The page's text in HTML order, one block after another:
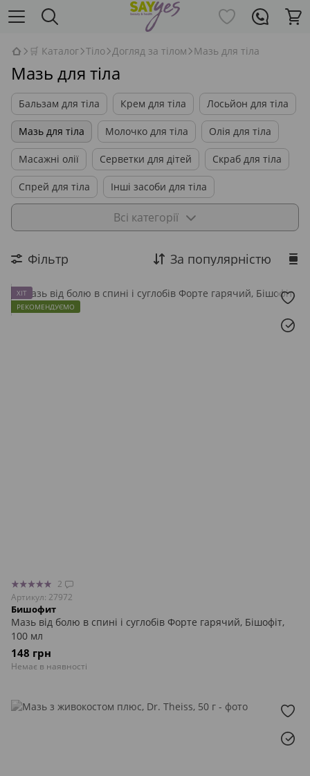
🛒 Каталог Тіло Догляд за тілом Мазь для тіла
Мазь для тіла
Бальзам для тіла Крем для тіла Лосьйон для тіла
Мазь для тіла Молочко для тіла Олія для тіла
Масажні олії Серветки для дітей Скраб для тіла
Спрей для тіла Інші засоби для тіла
Косметичні набори для тіла
Всі категорії
Фільтр За популярністю
ХІТ
РЕКОМЕНДУЄМО
2
Артикул: 27972
Бишофит
Мазь від болю в спині і суглобів Форте гарячий, Бішофіт,
100 мл
148 грн
Немає в наявності